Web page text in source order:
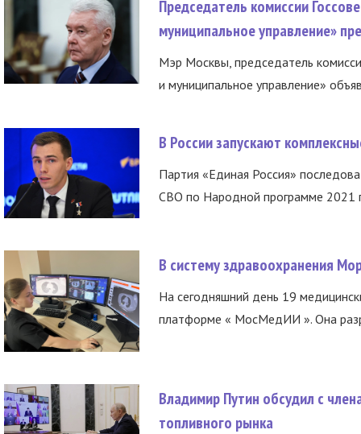
Председатель комиссии
муниципальное управление»
Мэр Москвы, председатель
и муниципальное управление»
В России запускают
Партия «Единая Россия»
СВО по Народной программе 2021
В систему здравоохранения
На сегодняшний день 19
платформе « МосМедИИ ». Она
Владимир Путин обсудил с
топливного рынка